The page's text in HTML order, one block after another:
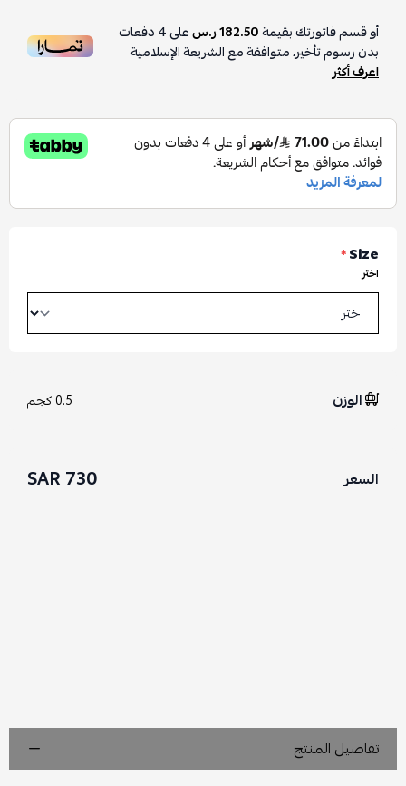
أو قسم فاتورتك بقيمة182.50 ر.س على4دفعات
بدون رسوم تأخير، متوافقة مع الشريعة الإسلامية
اعرف أكثر
Size
*
اختر
الوزن 0.5 كجم
السعر 730 SAR
تفاصيل المنتج